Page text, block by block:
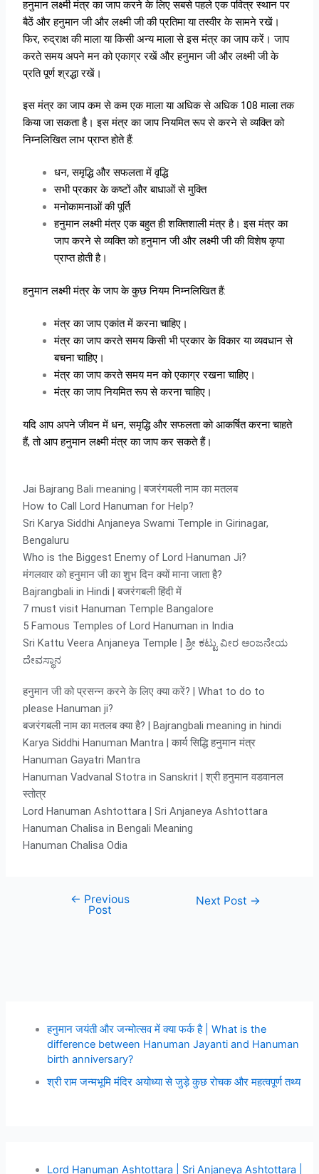
हनुमान लक्ष्मी मंत्र का जाप करने के लिए सबसे पहले एक पवित्र स्थान पर
बैठें और हनुमान जी और लक्ष्मी जी की प्रतिमा या तस्वीर के सामने रखें।
फिर, रुद्राक्ष की माला या किसी अन्य माला से इस मंत्र का जाप करें। जाप
करते समय अपने मन को एकाग्र रखें और हनुमान जी और लक्ष्मी जी के
प्रति पूर्ण श्रद्धा रखें।
इस मंत्र का जाप कम से कम एक माला या अधिक से अधिक 108 माला तक
किया जा सकता है। इस मंत्र का जाप नियमित रूप से करने से व्यक्ति को
निम्नलिखित लाभ प्राप्त होते हैं:
धन, समृद्धि और सफलता में वृद्धि
सभी प्रकार के कष्टों और बाधाओं से मुक्ति
मनोकामनाओं की पूर्ति
हनुमान लक्ष्मी मंत्र एक बहुत ही शक्तिशाली मंत्र है। इस मंत्र का
जाप करने से व्यक्ति को हनुमान जी और लक्ष्मी जी की विशेष कृपा
प्राप्त होती है।
हनुमान लक्ष्मी मंत्र के जाप के कुछ नियम निम्नलिखित हैं:
मंत्र का जाप एकांत में करना चाहिए।
मंत्र का जाप करते समय किसी भी प्रकार के विकार या व्यवधान से
बचना चाहिए।
मंत्र का जाप करते समय मन को एकाग्र रखना चाहिए।
मंत्र का जाप नियमित रूप से करना चाहिए।
यदि आप अपने जीवन में धन, समृद्धि और सफलता को आकर्षित करना चाहते
हैं, तो आप हनुमान लक्ष्मी मंत्र का जाप कर सकते हैं।
Jai Bajrang Bali meaning | बजरंगबली नाम का मतलब
How to Call Lord Hanuman for Help?
Sri Karya Siddhi Anjaneya Swami Temple in Girinagar,
Bengaluru
Who is the Biggest Enemy of Lord Hanuman Ji?
मंगलवार को हनुमान जी का शुभ दिन क्यों माना जाता है?
Bajrangbali in Hindi | बजरंगबली हिंदी में
7 must visit Hanuman Temple Bangalore
5 Famous Temples of Lord Hanuman in India
Sri Kattu Veera Anjaneya Temple | ಶ್ರೀ ಕಟ್ಟು ವೀರ ಆಂಜನೇಯ
ದೇವಸ್ಥಾನ
हनुमान जी को प्रसन्न करने के लिए क्या करें? | What to do to
please Hanuman ji?
बजरंगबली नाम का मतलब क्या है? | Bajrangbali meaning in hindi
Karya Siddhi Hanuman Mantra | कार्य सिद्धि हनुमान मंत्र
Hanuman Gayatri Mantra
Hanuman Vadvanal Stotra in Sanskrit | श्री हनुमान वडवानल
स्तोत्र
Lord Hanuman Ashtottara | Sri Anjaneya Ashtottara
Hanuman Chalisa in Bengali Meaning
Hanuman Chalisa Odia
← Previous
Post
Next Post →
हनुमान जयंती और जन्मोत्सव में क्या फर्क है | What is the
difference between Hanuman Jayanti and Hanuman
birth anniversary?
श्री राम जन्मभूमि मंदिर अयोध्या से जुड़े कुछ रोचक और महत्वपूर्ण तथ्य
Lord Hanuman Ashtottara | Sri Anjaneya Ashtottara |